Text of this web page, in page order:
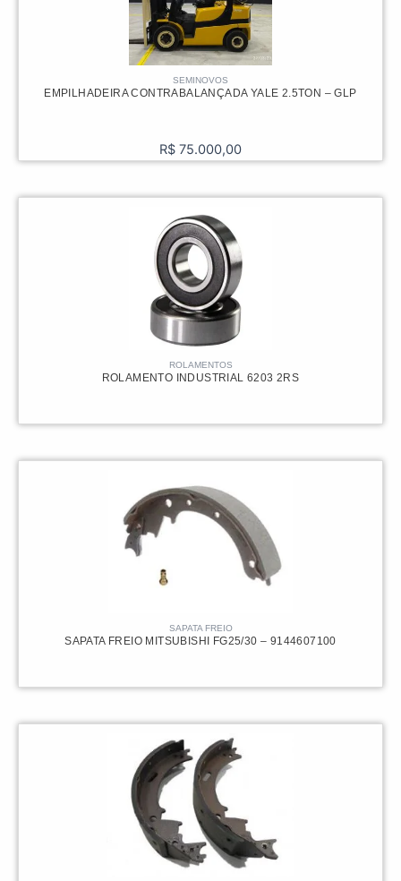
SEMINOVOS
EMPILHADEIRA CONTRABALANÇADA YALE 2.5TON – GLP
R$ 75.000,00
ROLAMENTOS
ROLAMENTO INDUSTRIAL 6203 2RS
SAPATA FREIO
SAPATA FREIO MITSUBISHI FG25/30 – 9144607100